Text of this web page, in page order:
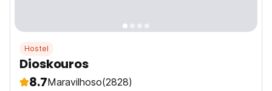
Hostel
Dioskouros
8.7Maravilhoso(2828)